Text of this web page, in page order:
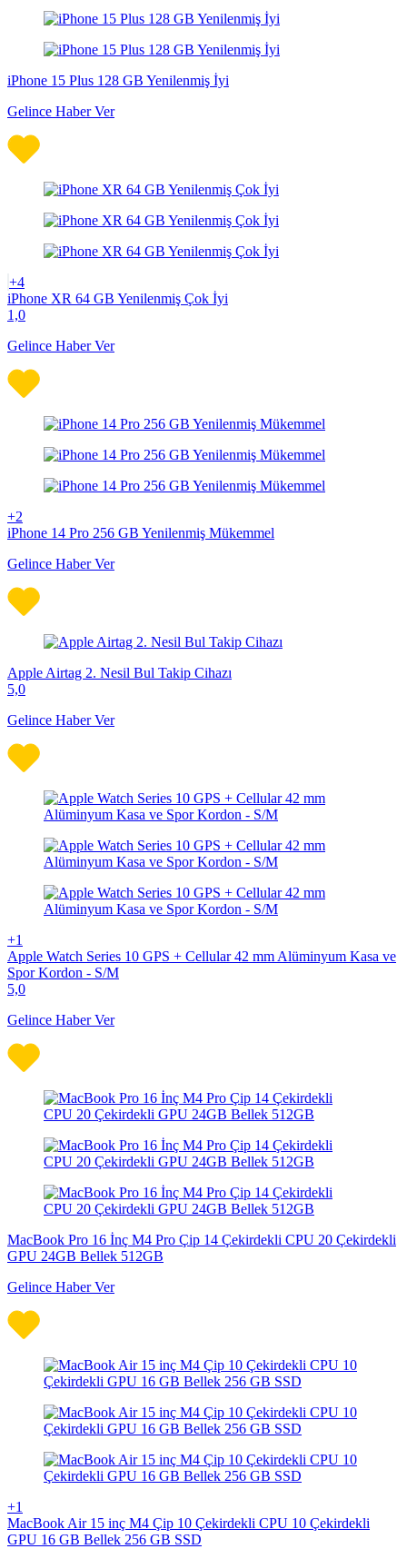
iPhone 15 Plus 128 GB Yenilenmiş İyi
Gelince Haber Ver
+4
iPhone XR 64 GB Yenilenmiş Çok İyi
1,0
Gelince Haber Ver
+2
iPhone 14 Pro 256 GB Yenilenmiş Mükemmel
Gelince Haber Ver
Apple Airtag 2. Nesil Bul Takip Cihazı
5,0
Gelince Haber Ver
+1
Apple Watch Series 10 GPS + Cellular 42 mm Alüminyum Kasa ve
Spor Kordon - S/M
5,0
Gelince Haber Ver
MacBook Pro 16 İnç M4 Pro Çip 14 Çekirdekli CPU 20 Çekirdekli
GPU 24GB Bellek 512GB
Gelince Haber Ver
+1
MacBook Air 15 inç M4 Çip 10 Çekirdekli CPU 10 Çekirdekli
GPU 16 GB Bellek 256 GB SSD